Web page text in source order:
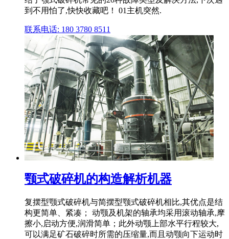
到不用怕了,快快收藏吧！ 01主机突然.
联系电话: 180 3780 8511
颚式破碎机的构造解析机器
复摆型颚式破碎机与简摆型颚式破碎机相比,其优点是结
构更简单、紧凑； 动颚及机架的轴承均采用滚动轴承,摩
擦小,启动方便,润滑简单；此外动颚上部水平行程较大,
可以满足矿石破碎时所需的压缩量,而且动颚向下运动时